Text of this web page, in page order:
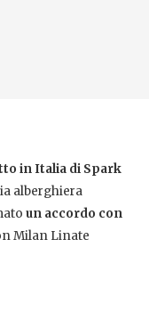
in Italia di Spark
alberghiera
un accordo con
Milan Linate